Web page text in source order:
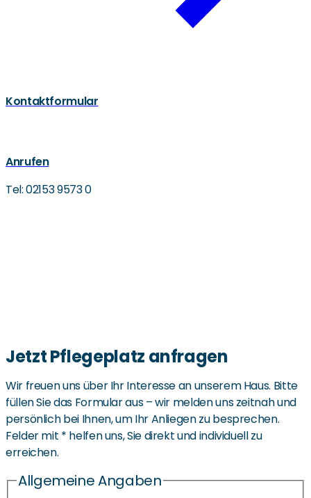
Kontaktformular
Anrufen
Tel: 02153 9573 0
Jetzt Pflegeplatz anfragen
Wir freuen uns über Ihr Interesse an unserem Haus. Bitte
füllen Sie das Formular aus – wir melden uns zeitnah und
persönlich bei Ihnen, um Ihr Anliegen zu besprechen.
Felder mit * helfen uns, Sie direkt und individuell zu
erreichen.
Allgemeine Angaben